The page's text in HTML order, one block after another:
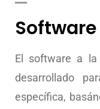
El software a
desarrollado
específica,